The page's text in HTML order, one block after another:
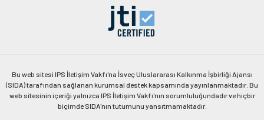
Bu web sitesi IPS İletişim Vakfı'na İsveç Uluslararası Kalkınma İşbirliği Ajansı
(SIDA) tarafından sağlanan kurumsal destek kapsamında yayınlanmaktadır. Bu
web sitesinin içeriği yalnızca IPS İletişim Vakfı'nın sorumluluğundadır ve hiçbir
biçimde SIDA'nın tutumunu yansıtmamaktadır.